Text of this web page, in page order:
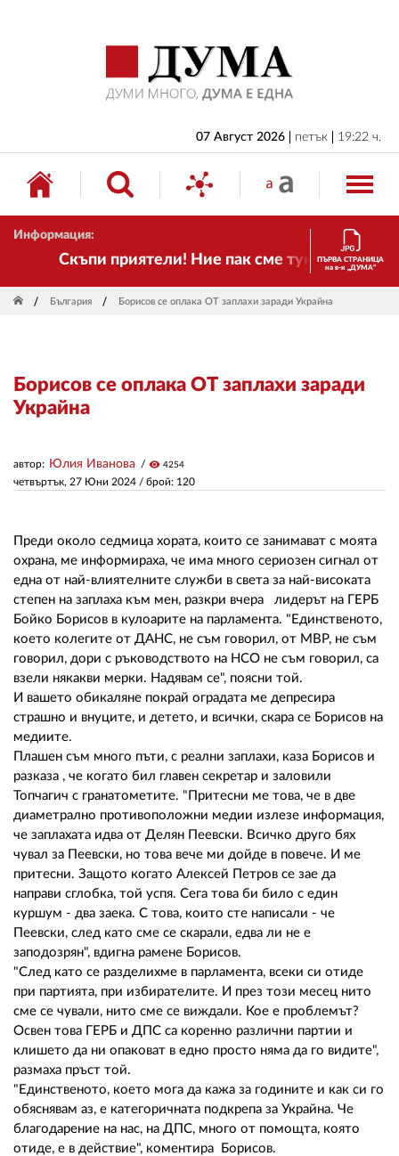
07 Август 2026 петък 19:22 ч.
Информация:
Скъпи приятели! Ние пак сме тук! Времето
ПЪРВА СТРАНИЦА
на в-к „ДУМА“
България Борисов се оплака ОТ заплахи заради Украйна
Борисов се оплака ОТ заплахи заради
Украйна
четвъртък, 27 Юни 2024 / брой: 120
автор: Юлия Иванова visibility 4254
Преди около седмица хората, които се занимават с моята
охрана, ме информираха, че има много сериозен сигнал от
една от най-влиятелните служби в света за най-високата
степен на заплаха към мен, разкри вчера лидерът на ГЕРБ
Бойко Борисов в кулоарите на парламента. "Единственото,
което колегите от ДАНС, не съм говорил, от МВР, не съм
говорил, дори с ръководството на НСО не съм говорил, са
взели някакви мерки. Надявам се", поясни той.
И вашето обикаляне покрай оградата ме депресира
страшно и внуците, и детето, и всички, скара се Борисов на
медиите.
Плашен съм много пъти, с реални заплахи, каза Борисов и
разказа , че когато бил главен секретар и заловили
Топчагич с гранатометите. "Притесни ме това, че в две
диаметрално противоположни медии излезе информация,
че заплахата идва от Делян Пеевски. Всичко друго бях
чувал за Пеевски, но това вече ми дойде в повече. И ме
притесни. Защото когато Алексей Петров се зае да
направи сглобка, той успя. Сега това би било с един
куршум - два заека. С това, които сте написали - че
Пеевски, след като сме се скарали, едва ли не е
заподозрян", вдигна рамене Борисов.
"След като се разделихме в парламента, всеки си отиде
при партията, при избирателите. И през този месец нито
сме се чували, нито сме се виждали. Кое е проблемът?
Освен това ГЕРБ и ДПС са коренно различни партии и
клишето да ни опаковат в едно просто няма да го видите",
размаха пръст той.
"Единственото, което мога да кажа за годините и как си го
обяснявам аз, е категоричната подкрепа за Украйна. Че
благодарение на нас, на ДПС, много от помощта, която
отиде, е в действие", коментира Борисов.
БЪЛГАРИЯ
ИКОНОМИКА
ИЗБОРИ
СВЯТ
ДРУГИ
АВТОРИ
КОНТАКТИ
РЕКЛАМА
АБОНАМЕНТ
УСЛОВИЯ ЗА ПОЛЗВАНЕ
ПОЛИТИКА ЗА БИСКВИТКИТЕ
02 975 20 35